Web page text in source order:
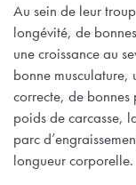
Au sein de leur
longévité, de
une croissance au
bonne musculature,
correcte, de
poids de carcasse,
parc
longueur corporelle.